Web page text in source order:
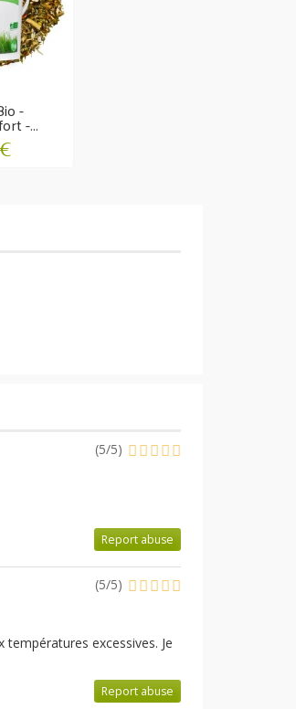
-
-...
(5/5)
Report abuse
(5/5)
excessives. Je
Report abuse